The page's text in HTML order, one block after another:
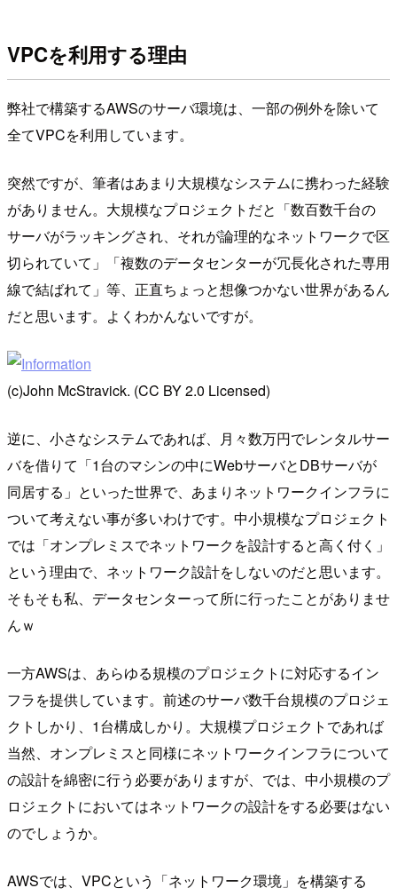
VPCを利用する理由
弊社で構築するAWSのサーバ環境は、一部の例外を除いて
全てVPCを利用しています。
突然ですが、筆者はあまり大規模なシステムに携わった経験
がありません。大規模なプロジェクトだと「数百数千台の
サーバがラッキングされ、それが論理的なネットワークで区
切られていて」「複数のデータセンターが冗長化された専用
線で結ばれて」等、正直ちょっと想像つかない世界があるん
だと思います。よくわかんないですが。
(c)John McStravick. (CC BY 2.0 Licensed)
逆に、小さなシステムであれば、月々数万円でレンタルサー
バを借りて「1台のマシンの中にWebサーバとDBサーバが
同居する」といった世界で、あまりネットワークインフラに
ついて考えない事が多いわけです。中小規模なプロジェクト
では「オンプレミスでネットワークを設計すると高く付く」
という理由で、ネットワーク設計をしないのだと思います。
そもそも私、データセンターって所に行ったことがありませ
んｗ
一方AWSは、あらゆる規模のプロジェクトに対応するイン
フラを提供しています。前述のサーバ数千台規模のプロジェ
クトしかり、1台構成しかり。大規模プロジェクトであれば
当然、オンプレミスと同様にネットワークインフラについて
の設計を綿密に行う必要がありますが、では、中小規模のプ
ロジェクトにおいてはネットワークの設計をする必要はない
のでしょうか。
AWSでは、VPCという「ネットワーク環境」を構築する